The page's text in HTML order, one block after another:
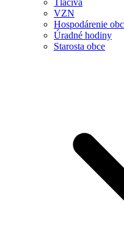
Tlačivá
VZN
Hospodárenie
Úradné hodiny
Starosta obce